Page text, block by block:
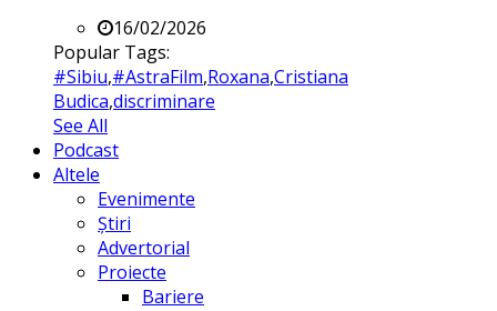
16/02/2026
Popular Tags:
#Sibiu,#AstraFilm,Roxana,Cristiana
Budica,discriminare
See All
Podcast
Altele
Evenimente
Știri
Advertorial
Proiecte
Bariere